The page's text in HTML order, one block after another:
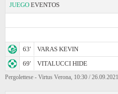
JUEGO EVENTOS
63'
VARAS KEVIN
69'
VITALUCCI HIDE
Pergolettese - Virtus Verona, 10:30 /